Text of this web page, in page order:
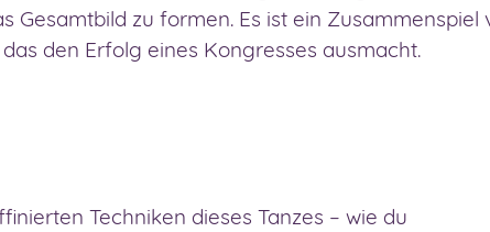
Gesamtbild zu formen. Es ist ein Zusammenspiel
den Erfolg eines Kongresses ausmacht.
Techniken dieses Tanzes – wie du